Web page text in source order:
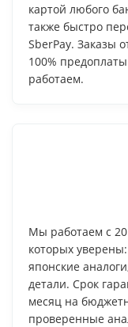
картой любого
также быстро
SberPay. Заказы
100%
работаем.
Мы работаем с
которых
японские
детали. Срок
месяц на
проверенные